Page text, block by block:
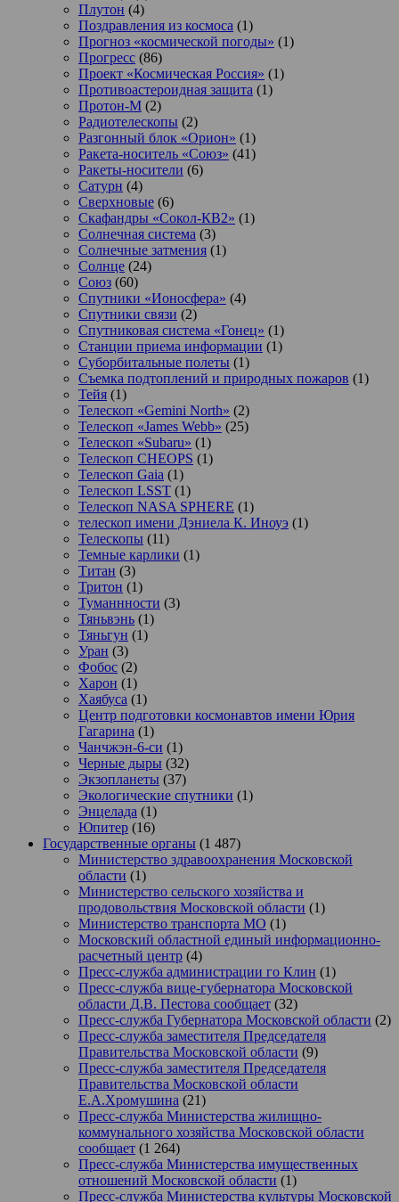
Плутон (4)
Поздравления из космоса (1)
Прогноз «космической погоды» (1)
Прогресс (86)
Проект «Космическая Россия» (1)
Противоастероидная защита (1)
Протон-М (2)
Радиотелескопы (2)
Разгонный блок «Орион» (1)
Ракета-носитель «Союз» (41)
Ракеты-носители (6)
Сатурн (4)
Сверхновые (6)
Скафандры «Сокол-КВ2» (1)
Солнечная система (3)
Солнечные затмения (1)
Солнце (24)
Союз (60)
Спутники «Ионосфера» (4)
Спутники связи (2)
Спутниковая система «Гонец» (1)
Станции приема информации (1)
Суборбитальные полеты (1)
Съемка подтоплений и природных пожаров (1)
Тейя (1)
Телескоп «Gemini North» (2)
Телескоп «James Webb» (25)
Телескоп «Subaru» (1)
Телескоп CHEOPS (1)
Телескоп Gaia (1)
Телескоп LSST (1)
Телескоп NASA SPHERE (1)
телескоп имени Дэниела К. Иноуэ (1)
Телескопы (11)
Темные карлики (1)
Титан (3)
Тритон (1)
Туманнности (3)
Тяньвэнь (1)
Тяньгун (1)
Уран (3)
Фобос (2)
Харон (1)
Хаябуса (1)
Центр подготовки космонавтов имени Юрия
Гагарина (1)
Чанчжэн-6-си (1)
Черные дыры (32)
Экзопланеты (37)
Экологические спутники (1)
Энцелада (1)
Юпитер (16)
Государственные органы (1 487)
Министерство здравоохранения Московской
области (1)
Министерство сельского хозяйства и
продовольствия Московской области (1)
Министерство транспорта МО (1)
Московский областной единый информационно-
расчетный центр (4)
Пресс-служба администрации го Клин (1)
Пресс-служба вице-губернатора Московской
области Д.В. Пестова сообщает (32)
Пресс-служба Губернатора Московской области (2)
Пресс-служба заместителя Председателя
Правительства Московской области (9)
Пресс-служба заместителя Председателя
Правительства Московской области
Е.А.Хромушина (21)
Пресс-служба Министерства жилищно-
коммунального хозяйства Московской области
сообщает (1 264)
Пресс-служба Министерства имущественных
отношений Московской области (1)
Пресс-служба Министерства культуры Московской